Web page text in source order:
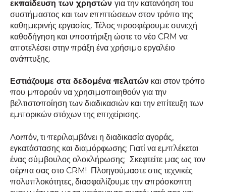
εκπαίδευση των χρηστών για την κατανόηση του
συστήμαστος και των επιπτώσεων στον τρόπο της
καθημερινής εργασίας. Τέλος προσφέρουμε συνεχή
καθοδήγηση και υποστήριξη ώστε το νέο CRM να
αποτελέσει στην πράξη ένα χρήσιμο εργαλέιο
ανάπτυξης.
Εστιάζουμε στα δεδομένα πελατών και στον τρόπο
που μπορούν να χρησιμοποιηθούν για την
βελτιστοποίηση των διαδικασιών και την επίτευξη των
εμπορικών στόχων της επιχείρισης.
Λοιπόν, τι περιλαμβάνει η διαδικασία αγοράς,
εγκατάστασης και διαμόρφωσης; Γιατί να εμπλέκεται
ένας σύμβουλος ολοκλήρωσης; Σκεφτείτε μας ως τον
σέρπα σας στο CRM! Πλοηγούμαστε στις τεχνικές
πολυπλοκότητες, διασφαλίζουμε την απρόσκοπτη